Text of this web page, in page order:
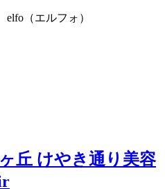
（エルフォ）